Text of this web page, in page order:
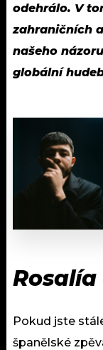
odehrálo. V
zahraničních
našeho
globální
Pokud jste
španělské